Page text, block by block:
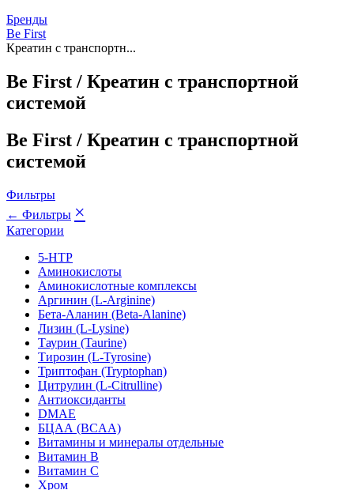
Бренды
Be First
Креатин с транспортн...
Be First / Креатин с транспортной
системой
Be First / Креатин с транспортной
системой
Фильтры
← Фильтры ×
Категории
5-HTP
Аминокислоты
Аминокислотные комплексы
Аргинин (L-Arginine)
Бета-Аланин (Beta-Alanine)
Лизин (L-Lysine)
Таурин (Taurine)
Тирозин (L-Tyrosine)
Триптофан (Tryptophan)
Цитрулин (L-Citrulline)
Антиоксиданты
DMAE
БЦАА (BCAA)
Витамины и минералы отдельные
Витамин B
Витамин C
Хром